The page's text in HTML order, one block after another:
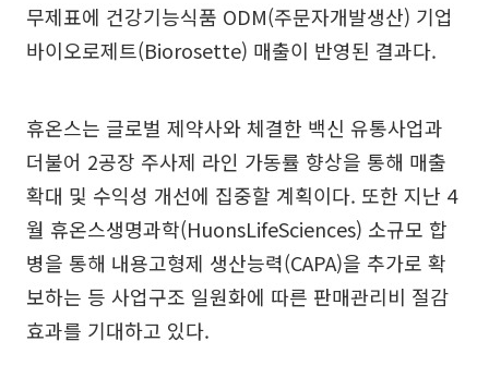
무제표에 건강기능식품 ODM(주문자개발생산) 기업
바이오로제트(Biorosette) 매출이 반영된 결과다.
휴온스는 글로벌 제약사와 체결한 백신 유통사업과
더불어 2공장 주사제 라인 가동률 향상을 통해 매출
확대 및 수익성 개선에 집중할 계획이다. 또한 지난 4
월 휴온스생명과학(HuonsLifeSciences) 소규모 합
병을 통해 내용고형제 생산능력(CAPA)을 추가로 확
보하는 등 사업구조 일원화에 따른 판매관리비 절감
효과를 기대하고 있다.